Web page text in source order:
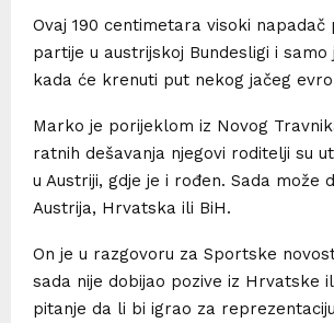
Ovaj 190 centimetara visoki napadač
partije u austrijskoj Bundesligi i samo
kada će krenuti put nekog jačeg
Marko je porijeklom iz Novog
ratnih dešavanja njegovi roditelji su
u Austriji, gdje je i rođen. Sada može
Austrija, Hrvatska ili BiH.
On je u razgovoru za Sportske
sada nije dobijao pozive iz Hrvatske
pitanje da li bi igrao za